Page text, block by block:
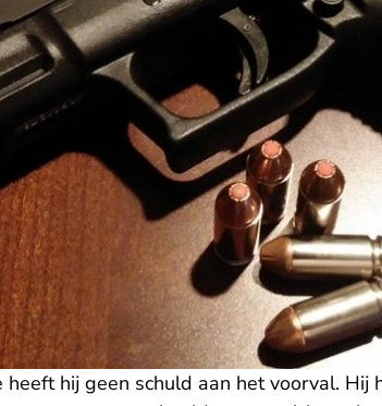
heeft hij geen schuld aan het voorval.